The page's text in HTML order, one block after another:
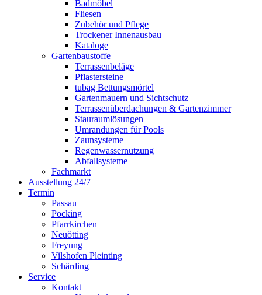
Badmöbel
Fliesen
Zubehör und Pflege
Trockener Innenausbau
Kataloge
Gartenbaustoffe
Terrassenbeläge
Pflastersteine
tubag Bettungsmörtel
Gartenmauern und Sichtschutz
Terrassenüberdachungen & Gartenzimmer
Stauraumlösungen
Umrandungen für Pools
Zaunsysteme
Regenwassernutzung
Abfallsysteme
Fachmarkt
Ausstellung 24/7
Termin
Passau
Pocking
Pfarrkirchen
Neuötting
Freyung
Vilshofen Pleinting
Schärding
Service
Kontakt